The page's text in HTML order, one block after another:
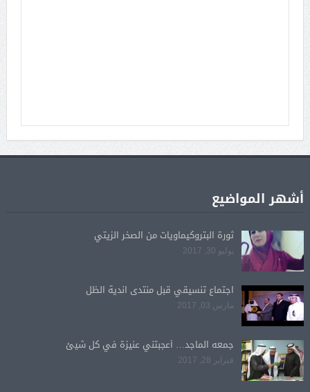
أشهر المواضيع
ثورة البتروكيماويات من الصخر الزيتي
يوليو 30, 2017
اجتماع تنسيقي قبل منتدى اندية الظل
مارس 03, 2017
جمعه الماجد… أعجبتني عنيزة في كل شيئ
فبراير 28, 2017